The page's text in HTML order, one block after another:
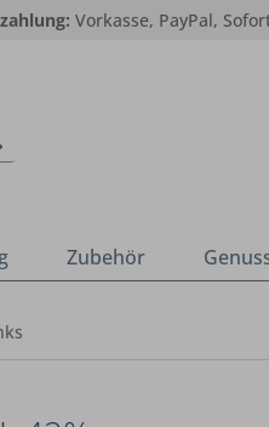
Vorkasse, PayPal,
Zubehör